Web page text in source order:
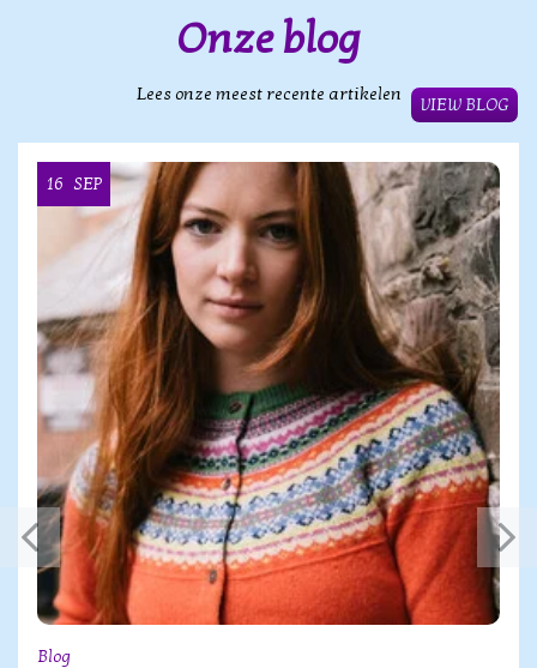
Onze blog
Lees onze meest recente artikelen
VIEW BLOG
16 SEP
Blog